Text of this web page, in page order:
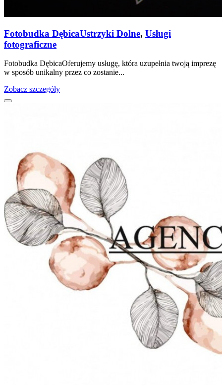
Fotobudka DębicaUstrzyki Dolne, Usługi
fotograficzne
Fotobudka DębicaOferujemy usługę, która uzupełnia twoją imprezę
w sposób unikalny przez co zostanie...
Zobacz szczegóły